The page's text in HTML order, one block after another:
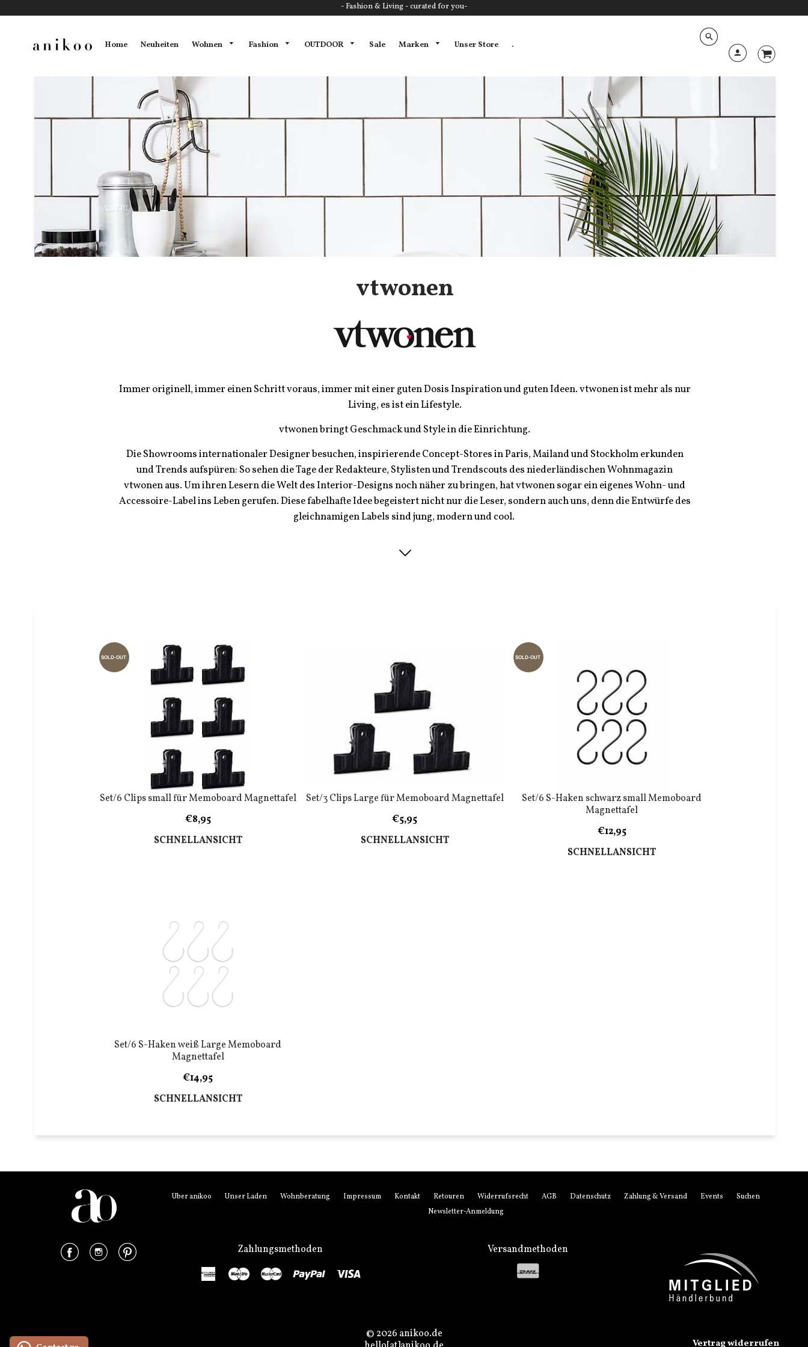
- Fashion & Living - curated for you-
Home Neuheiten Wohnen Fashion OUTDOOR Sale Marken Unser Store .
vtwonen
Immer originell, immer einen Schritt voraus, immer mit einer guten Dosis Inspiration und guten Ideen. vtwonen ist mehr als nur
Living, es ist ein Lifestyle.
vtwonen bringt Geschmack und Style in die Einrichtung.
Die Showrooms internationaler Designer besuchen, inspirierende Concept-Stores in Paris, Mailand und Stockholm erkunden
und Trends aufspüren: So sehen die Tage der Redakteure, Stylisten und Trendscouts des niederländischen Wohnmagazin
vtwonen aus. Um ihren Lesern die Welt des Interior-Designs noch näher zu bringen, hat vtwonen sogar ein eigenes Wohn- und
Accessoire-Label ins Leben gerufen. Diese fabelhafte Idee begeistert nicht nur die Leser, sondern auch uns, denn die Entwürfe des
gleichnamigen Labels sind jung, modern und cool.
Set/6 Clips small für Memoboard Magnettafel
SOLD-OUT
€8,95
SCHNELLANSICHT
Set/3 Clips Large für Memoboard Magnettafel
€5,95
SCHNELLANSICHT
Set/6 S-Haken schwarz small Memoboard
Magnettafel
SOLD-OUT
€12,95
SCHNELLANSICHT
Set/6 S-Haken weiß Large Memoboard
Magnettafel
€14,95
SCHNELLANSICHT
FacebookInstagramPinterest
Über anikoo Unser Laden Wohnberatung Impressum Kontakt Retouren Widerrufsrecht AGB Datenschutz Zahlung & Versand Events
Suchen
Newsletter-Anmeldung
Zahlungsmethoden
American
Express
MaestroMaster Paypal
Versandmethoden
© 2026 anikoo.de
Vertrag widerrufen